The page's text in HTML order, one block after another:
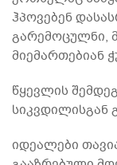
ჰპოვებენ
გარემოცულნი,
მიემართებიან
წყევლის
სიკვდილისგან
იდეალები